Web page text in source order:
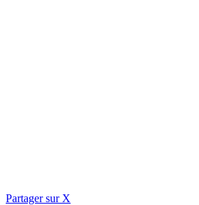
Partager sur X